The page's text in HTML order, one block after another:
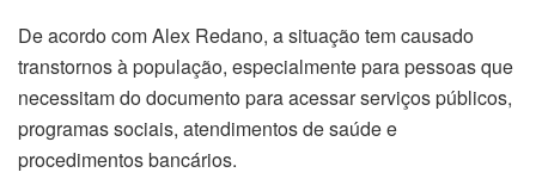
De acordo com Alex Redano, a situação tem causado
transtornos à população, especialmente para pessoas que
necessitam do documento para acessar serviços públicos,
programas sociais, atendimentos de saúde e
procedimentos bancários.